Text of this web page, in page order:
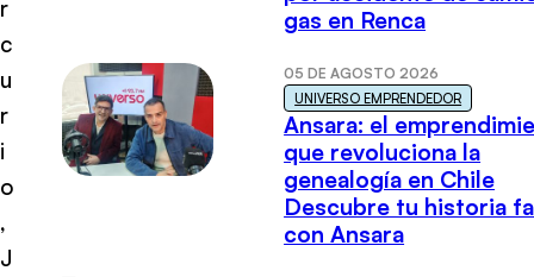
r
c
u
r
i
o
,
J
gas en Renca
05 DE AGOSTO 2026
UNIVERSO EMPRENDEDOR
Ansara: el
que revoluciona la
genealogía en Chile
Descubre tu historia
con Ansara